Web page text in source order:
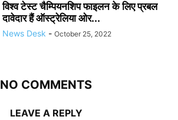
विश्व टेस्ट चैम्पियनशिप फाइलन के लिए प्रबल
दावेदार हैं ऑस्ट्रेलिया ओर...
News Desk - October 25, 2022
NO COMMENTS
LEAVE A REPLY